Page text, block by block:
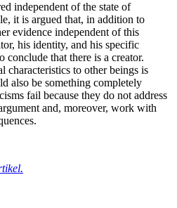
independent of the state of
it is argued that, in addition to
evidence independent of this
his identity, and his specific
conclude that there is a creator.
characteristics to other beings is
also be something completely
fail because they do not address
and, moreover, work with